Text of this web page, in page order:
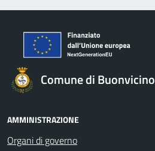
Comune di Buonvicino
AMMINISTRAZIONE
Organi di governo